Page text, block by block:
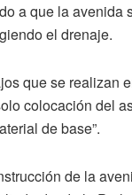
a que la avenida
el drenaje.
que se realizan
colocación del
de base”.
de la